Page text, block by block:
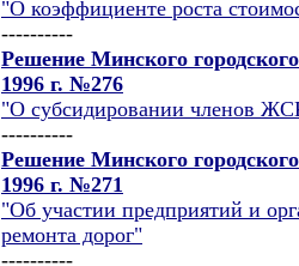
"О коэффициенте роста
----------
Решение Минского
1996 г. №276
"О субсидировании членов
----------
Решение Минского
1996 г. №271
"Об участии предприятий и
ремонта дорог"
----------